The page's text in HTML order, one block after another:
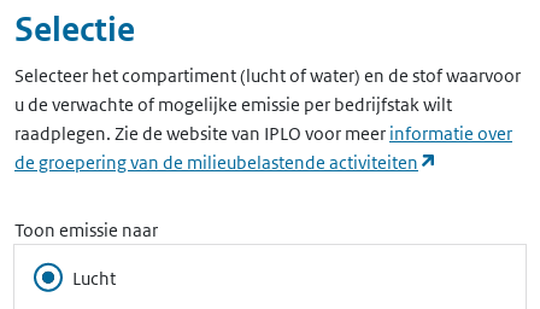
Selectie
Selecteer het compartiment (lucht of water) en de stof waarvoor
u de verwachte of mogelijke emissie per bedrijfstak wilt
raadplegen. Zie de website van IPLO voor meer informatie over
de groepering van de milieubelastende activiteiten
Toon emissie naar
Lucht